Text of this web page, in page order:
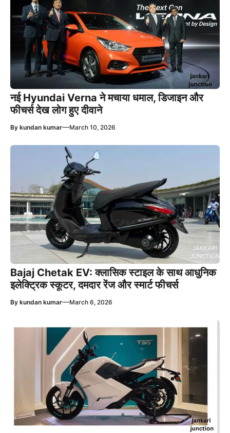
नई Hyundai Verna ने मचाया धमाल, डिजाइन और
फीचर्स देख लोग हुए दीवाने
By kundan kumar—March 10, 2026
Bajaj Chetak EV: क्लासिक स्टाइल के साथ आधुनिक
इलेक्ट्रिक स्कूटर, दमदार रेंज और स्मार्ट फीचर्स
By kundan kumar—March 6, 2026